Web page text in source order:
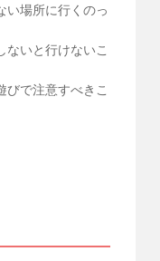
い場所に行くのっ
ないと行けないこ
びで注意すべきこ